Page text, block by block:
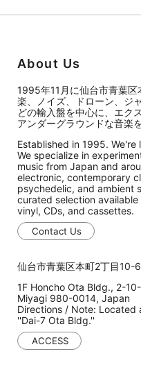
About Us
1995年11月に仙台市青葉
楽、ノイズ、ドローン、ジ
どの輸入盤を中心に、エク
アンダーグラウンドな音楽
Established in 1995.
We specialize in
music from Japan and
electronic, contemporary
psychedelic, and ambient
curated selection
vinyl, CDs, and cassettes.
Contact Us
仙台市青葉区本町2丁目10-
1F Honcho Ota Bldg., 2-
Miyagi 980-0014, Japan
Directions / Note:
''Dai-7 Ota Bldg.''
ACCESS